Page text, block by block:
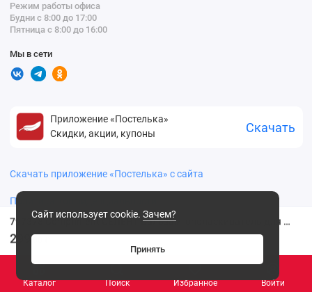
Каталог Поиск Избранное Войти
797378 Compliment СЕЛЕН+ Бальзам-ополаскиватель для волос. Активатор роста, профилактика выпадения 200 мл
299 .00 ₽
Сайт использует cookie. Зачем?
Принять
Режим работы офиса
Будни с 8:00 до 17:00
Пятница с 8:00 до 16:00
Мы в сети
Приложение «Постелька»
Скидки, акции, купоны
Скачать
Скачать приложение «Постелька» с сайта
Политика конфиденциальности